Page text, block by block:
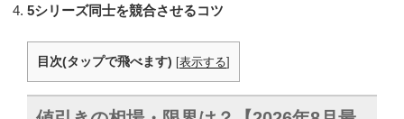
5シリーズ同士を競合させるコツ
目次(タップで飛べます) [表示する]